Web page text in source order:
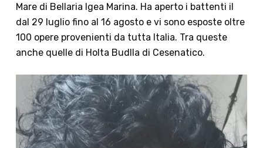
Mare di Bellaria Igea Marina. Ha aperto i battenti il
dal 29 luglio fino al 16 agosto e vi sono esposte oltre
100 opere provenienti da tutta Italia. Tra queste
anche quelle di Holta Budlla di Cesenatico.